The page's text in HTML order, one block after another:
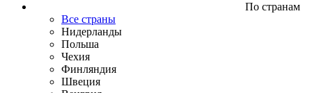
По странам
Все страны
Нидерланды
Польша
Чехия
Финляндия
Швеция